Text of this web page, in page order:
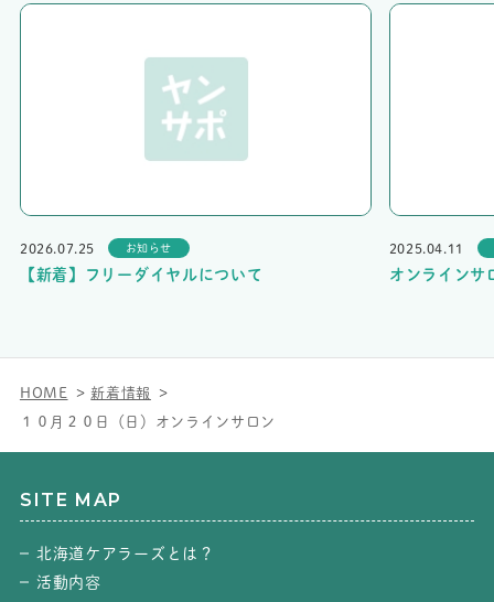
2026.07.25 お知らせ
【新着】フリーダイヤルについて
2025.04.11
オンラインサ
HOME
新着情報
１０月２０日（日）オンラインサロン
SITE MAP
北海道ケアラーズとは？
活動内容